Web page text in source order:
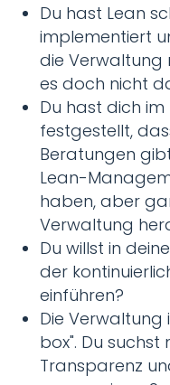
Du hast Lean
implementiert
die Verwaltung
es doch nicht
Du hast dich
festgestellt,
Beratungen
Lean-
haben, aber
Verwaltung
Du willst in
der
einführen?
Die Verwaltung
box". Du
Transparenz